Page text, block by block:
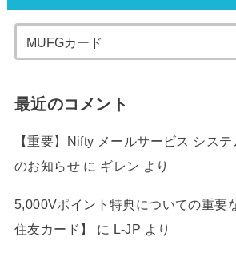
最近のコメント
【重要】Nifty メールサービス シス
のお知らせに ギレン より
5,000Vポイント特典についての重要
住友カード】
に L-JP より